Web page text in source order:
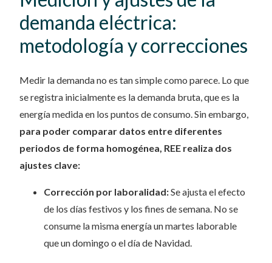
demanda eléctrica:
metodología y correcciones
Medir la demanda no es tan simple como parece. Lo que
se registra inicialmente es la demanda bruta, que es la
energía medida en los puntos de consumo. Sin embargo,
para poder comparar datos entre diferentes
periodos de forma homogénea, REE realiza dos
ajustes clave:
Corrección por laboralidad:Se ajusta el efecto
de los días festivos y los fines de semana. No se
consume la misma energía un martes laborable
que un domingo o el día de Navidad.